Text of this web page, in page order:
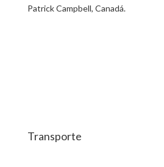
Patrick Campbell, Canadá.
Transporte